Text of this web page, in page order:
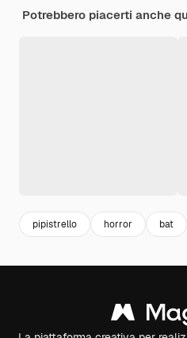
Potrebbero piacerti anche
pipistrello horror bat